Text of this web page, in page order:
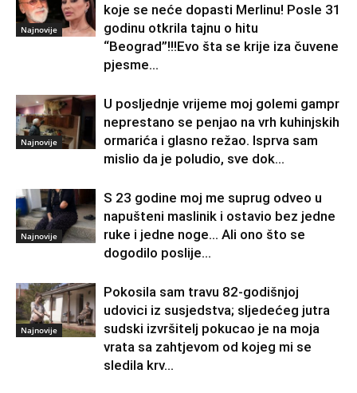
Najnovije
koje se neće dopasti Merlinu! Posle 31
godinu otkrila tajnu o hitu
“Beograd”!!!Evo šta se krije iza čuvene
pjesme...
Najnovije
U posljednje vrijeme moj golemi gampr
neprestano se penjao na vrh kuhinjskih
ormarića i glasno režao. Isprva sam
mislio da je poludio, sve dok...
Najnovije
S 23 godine moj me suprug odveo u
napušteni maslinik i ostavio bez jedne
ruke i jedne noge… Ali ono što se
dogodilo poslije...
Najnovije
Pokosila sam travu 82-godišnjoj
udovici iz susjedstva; sljedećeg jutra
sudski izvršitelj pokucao je na moja
vrata sa zahtjevom od kojeg mi se
sledila krv...